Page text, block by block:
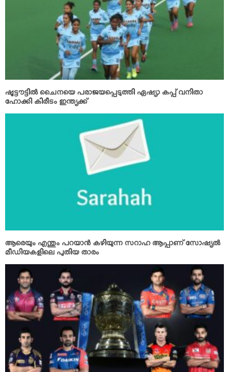
ഷൂട്ടൗട്ടില്‍ ചൈനയെ പരാജയപ്പെടുത്തി ഏഷ്യാ കപ്പ് വനിതാ
ഹോക്കി കിരീടം ഇന്ത്യക്ക്
ആരെയും എന്തും പറയാന്‍ കഴിയുന്ന സറാഹ ആപ്പാണ് സോഷ്യല്‍
മീഡിയകളിലെ പുതിയ താരം